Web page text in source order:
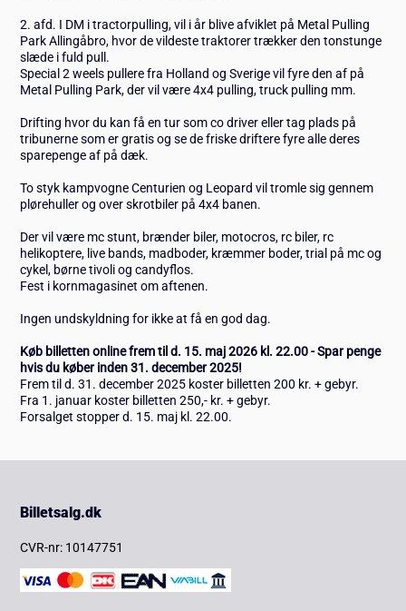
2. afd. I DM i tractorpulling, vil i år blive afviklet på Metal Pulling
Park Allingåbro, hvor de vildeste traktorer trækker den tonstunge
slæde i fuld pull.
Special 2 weels pullere fra Holland og Sverige vil fyre den af på
Metal Pulling Park, der vil være 4x4 pulling, truck pulling mm.
Drifting hvor du kan få en tur som co driver eller tag plads på
tribunerne som er gratis og se de friske driftere fyre alle deres
sparepenge af på dæk.
To styk kampvogne Centurien og Leopard vil tromle sig gennem
plørehuller og over skrotbiler på 4x4 banen.
Der vil være mc stunt, brænder biler, motocros, rc biler, rc
helikoptere, live bands, madboder, kræmmer boder, trial på mc og
cykel, børne tivoli og candyflos.
Fest i kornmagasinet om aftenen.
Ingen undskyldning for ikke at få en god dag.
Køb billetten online frem til d. 15. maj 2026 kl. 22.00 - Spar penge
hvis du køber inden 31. december 2025!
Frem til d. 31. december 2025 koster billetten 200 kr. + gebyr.
Fra 1. januar koster billetten 250,- kr. + gebyr.
Forsalget stopper d. 15. maj kl. 22.00.
Billetsalg.dk
CVR-nr: 10147751